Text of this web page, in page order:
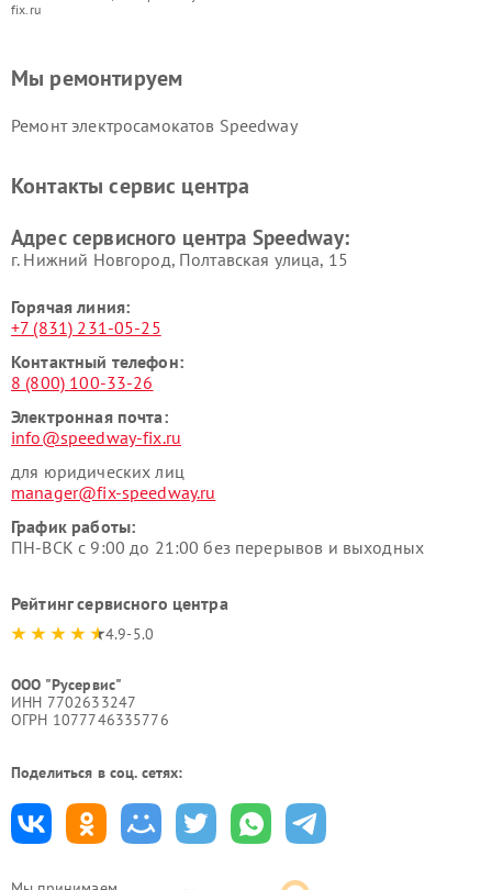
fix.ru
Мы ремонтируем
Ремонт электросамокатов Speedway
Контакты сервис центра
Адрес сервисного центра Speedway:
г. Нижний Новгород, Полтавская улица, 15
Горячая линия:
+7 (831) 231-05-25
Контактный телефон:
8 (800) 100-33-26
Электронная почта:
info@speedway-fix.ru
для юридических лиц
manager@fix-speedway.ru
График работы:
ПН-ВСК с 9:00 до 21:00 без перерывов и выходных
Рейтинг сервисного центра
4.9-5.0
ООО "Русервис"
ИНН 7702633247
ОГРН 1077746335776
Поделиться в соц. сетях: